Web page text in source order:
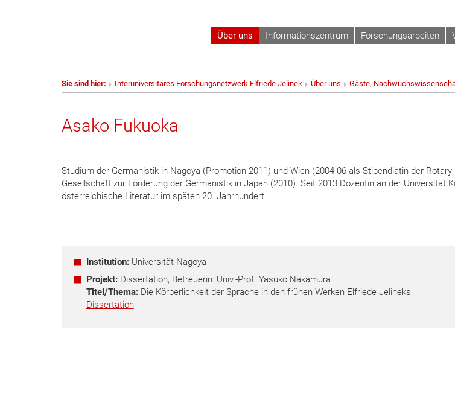
Über uns Informationszentrum Forschungsarbeiten
Sie sind hier: Interuniversitäres Forschungsnetzwerk Elfriede Jelinek Über uns Gäste,
Asako Fukuoka
Studium der Germanistik in Nagoya (Promotion 2011) und Wien (2004-06 als Stipendiatin der
Gesellschaft zur Förderung der Germanistik in Japan (2010). Seit 2013 Dozentin an der Universität
österreichische Literatur im späten 20. Jahrhundert.
Institution:Universität Nagoya
Projekt:Dissertation, Betreuerin: Univ.-Prof. Yasuko Nakamura
Titel/Thema:Die Körperlichkeit der Sprache in den frühen Werken Elfriede Jelineks
Dissertation